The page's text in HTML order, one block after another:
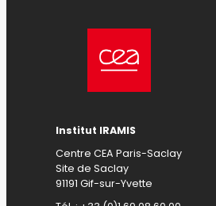
Institut IRAMIS
Centre CEA Paris-Saclay
Site de Saclay
91191 Gif-sur-Yvette